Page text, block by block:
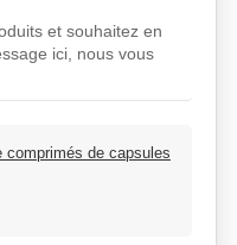
et souhaitez en
ici, nous vous
comprimés de capsules